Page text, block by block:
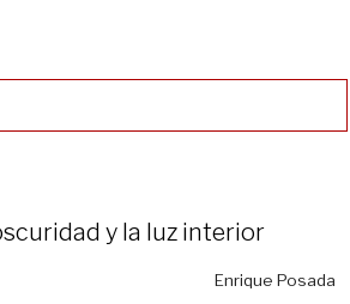
y la luz interior
Enrique Posada